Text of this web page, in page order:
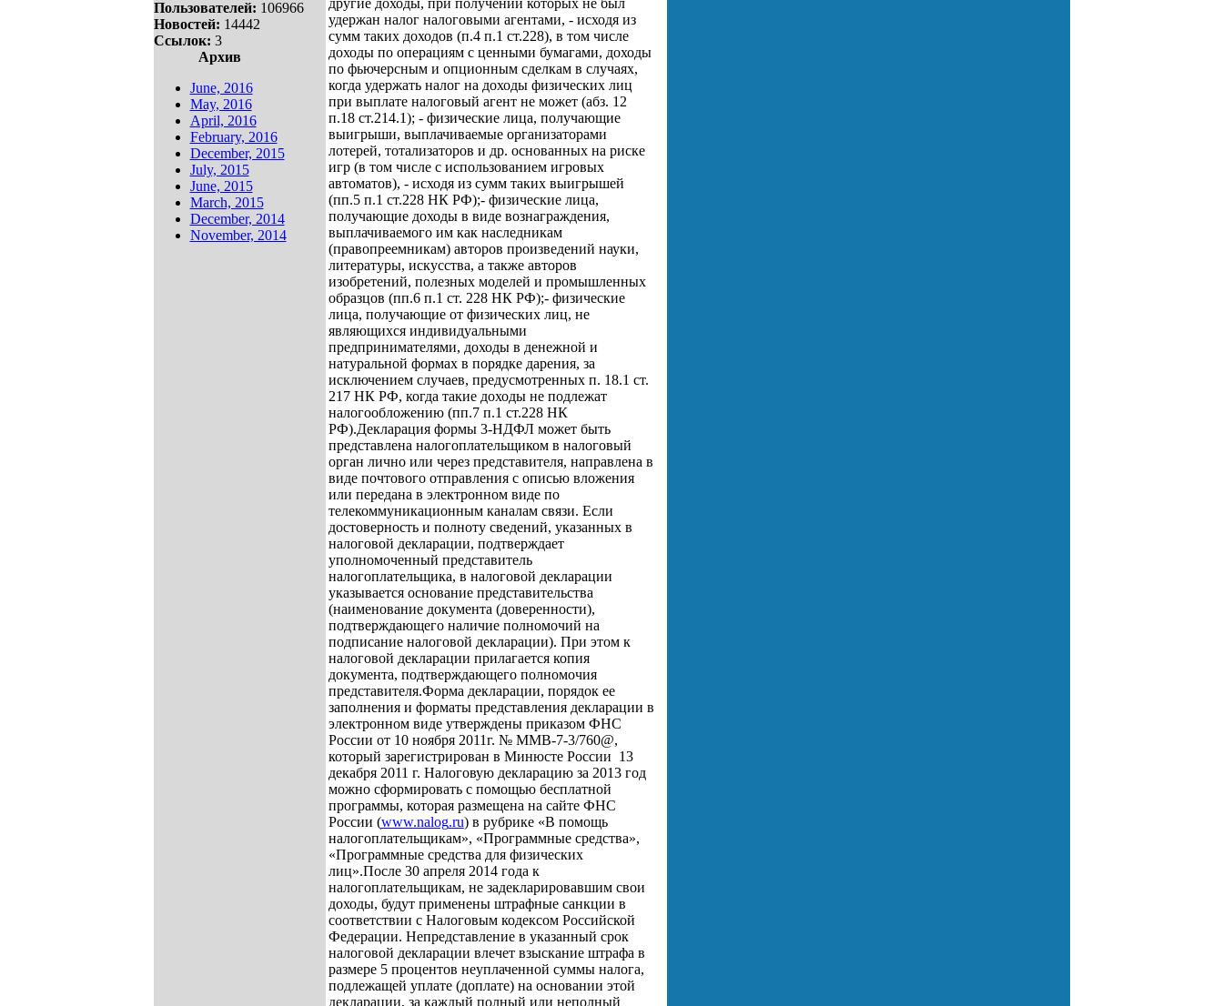
Пользователей: 106966
Новостей: 14442
Ссылок: 3
Архив
June, 2016
May, 2016
April, 2016
February, 2016
December, 2015
July, 2015
June, 2015
March, 2015
December, 2014
November, 2014
другие доходы, при получении которых не был
удержан налог налоговыми агентами, - исходя из
сумм таких доходов (п.4 п.1 ст.228), в том числе
доходы по операциям с ценными бумагами, доходы
по фьючерсным и опционным сделкам в случаях,
когда удержать налог на доходы физических лиц
при выплате налоговый агент не может (абз. 12
п.18 ст.214.1); - физические лица, получающие
выигрыши, выплачиваемые организаторами
лотерей, тотализаторов и др. основанных на риске
игр (в том числе с использованием игровых
автоматов), - исходя из сумм таких выигрышей
(пп.5 п.1 ст.228 НК РФ);- физические лица,
получающие доходы в виде вознаграждения,
выплачиваемого им как наследникам
(правопреемникам) авторов произведений науки,
литературы, искусства, а также авторов
изобретений, полезных моделей и промышленных
образцов (пп.6 п.1 ст. 228 НК РФ);- физические
лица, получающие от физических лиц, не
являющихся индивидуальными
предпринимателями, доходы в денежной и
натуральной формах в порядке дарения, за
исключением случаев, предусмотренных п. 18.1 ст.
217 НК РФ, когда такие доходы не подлежат
налогообложению (пп.7 п.1 ст.228 НК
РФ).Декларация формы 3-НДФЛ может быть
представлена налогоплательщиком в налоговый
орган лично или через представителя, направлена в
виде почтового отправления с описью вложения
или передана в электронном виде по
телекоммуникационным каналам связи. Если
достоверность и полноту сведений, указанных в
налоговой декларации, подтверждает
уполномоченный представитель
налогоплательщика, в налоговой декларации
указывается основание представительства
(наименование документа (доверенности),
подтверждающего наличие полномочий на
подписание налоговой декларации). При этом к
налоговой декларации прилагается копия
документа, подтверждающего полномочия
представителя.Форма декларации, порядок ее
заполнения и форматы представления декларации в
электронном виде утверждены приказом ФНС
России от 10 ноября 2011г. № ММВ-7-3/760@,
который зарегистрирован в Минюсте России 13
декабря 2011 г. Налоговую декларацию за 2013 год
можно сформировать с помощью бесплатной
программы, которая размещена на сайте ФНС
России (www.nalog.ru) в рубрике «В помощь
налогоплательщикам», «Программные средства»,
«Программные средства для физических
лиц».После 30 апреля 2014 года к
налогоплательщикам, не задекларировавшим свои
доходы, будут применены штрафные санкции в
соответствии с Налоговым кодексом Российской
Федерации. Непредставление в указанный срок
налоговой декларации влечет взыскание штрафа в
размере 5 процентов неуплаченной суммы налога,
подлежащей уплате (доплате) на основании этой
декларации, за каждый полный или неполный